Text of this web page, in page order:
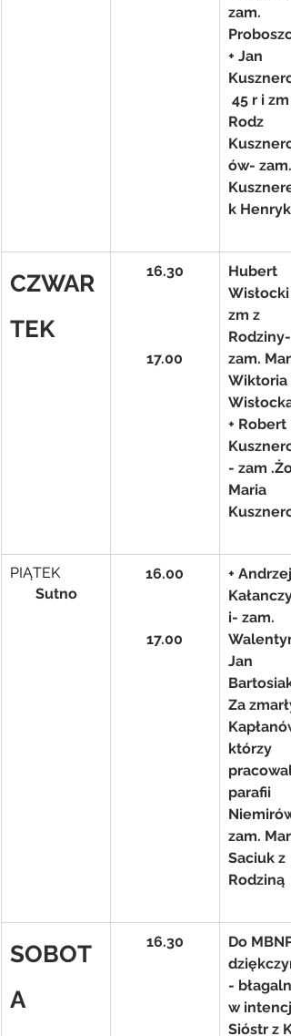
zam.
Proboszcz
+ Jan
45 r i zm
Rodz
ów- zam.
k Henryka
CZWAR
TEK
16.30
17.00
Hubert
Wisłocki
zm z
Rodziny-
zam.
Wiktoria
Wisłocka
+ Robert
- zam
Maria
PIĄTEK
Sutno
16.00
17.00
+ Andrzej
i- zam.
Jan
Bartosiak
Za
którzy
parafii
zam.
Saciuk z
Rodziną
SOBOT
A
16.30
Do MBNP
-
w intencji
Sióstr z